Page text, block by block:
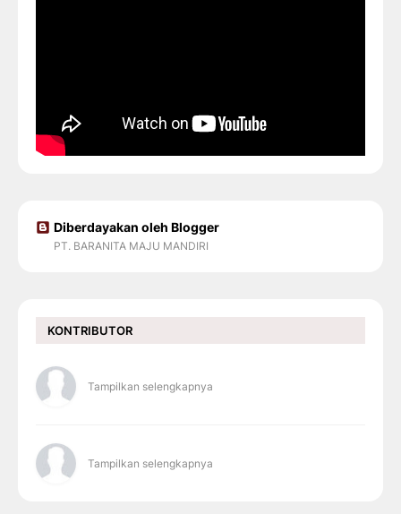
Diberdayakan oleh Blogger
PT. BARANITA MAJU MANDIRI
KONTRIBUTOR
Tampilkan selengkapnya
Tampilkan selengkapnya